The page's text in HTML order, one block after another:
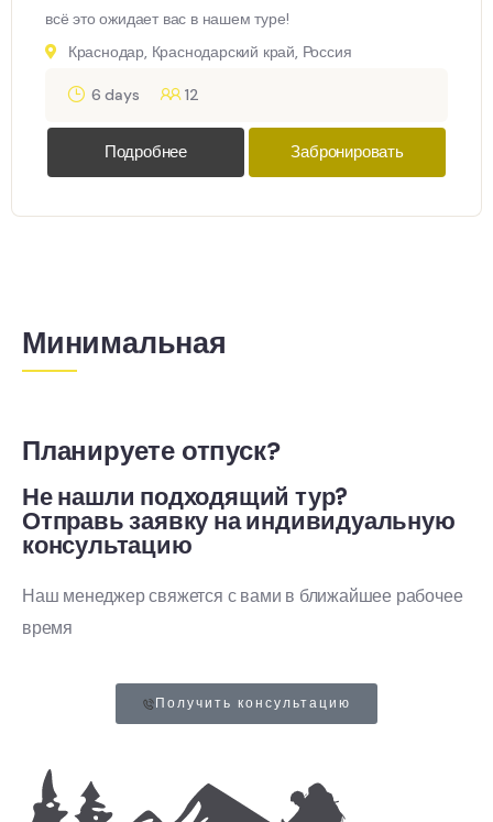
всё это ожидает вас в нашем туре!
Краснодар, Краснодарский край, Россия
6 days 12
Подробнее Забронировать
Минимальная
Планируете отпуск?
Не нашли подходящий тур?
Отправь заявку на индивидуальную
консультацию
Наш менеджер свяжется с вами в ближайшее рабочее
время
Получить консультацию